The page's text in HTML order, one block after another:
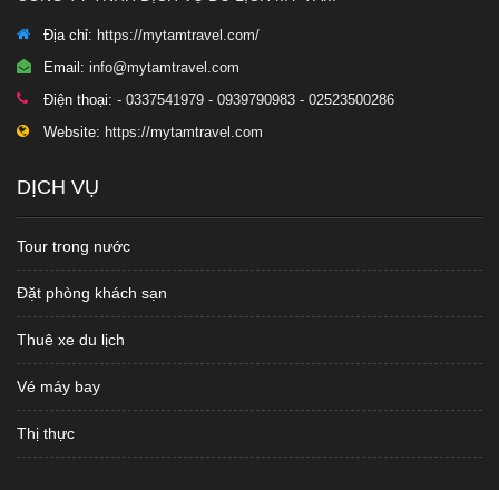
Địa chỉ: https://mytamtravel.com/
Email: info@mytamtravel.com
Điện thoại: - 0337541979 - 0939790983 - 02523500286
Website: https://mytamtravel.com
DỊCH VỤ
Tour trong nước
Đặt phòng khách sạn
Thuê xe du lịch
Vé máy bay
Thị thực